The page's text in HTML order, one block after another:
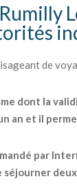
de
dont la
an et il
par
séjourner